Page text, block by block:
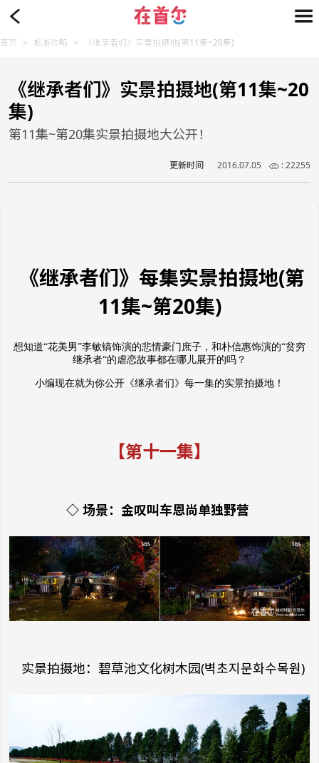
首页 > 旅游攻略 > 《继承者们》实景拍摄地(第11集~20集)
《继承者们》实景拍摄地(第11集~20
集)
第11集~第20集实景拍摄地大公开！
更新时间 2016.07.05 : 22255
《继承者们》每集实景拍摄地(第
11集~第20集)
想知道“花美男”李敏镐饰演的悲情豪门庶子，和朴信惠饰演的“贫穷
继承者“的虐恋故事都在哪儿展开的吗？
小编现在就为你公开《继承者们》每一集的实景拍摄地！
【第十一集】
◇ 场景：金叹叫车恩尚单独野营
实景拍摄地：碧草池文化树木园(벽초지문화수목원)